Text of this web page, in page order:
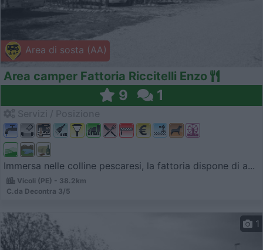
Area di sosta (AA)
Area camper Fattoria Riccitelli Enzo
9 1
Immersa nelle colline pescaresi, la fattoria dispone di a...
Vicoli (PE) - 38.2km
C.da Decontra 3/5
1